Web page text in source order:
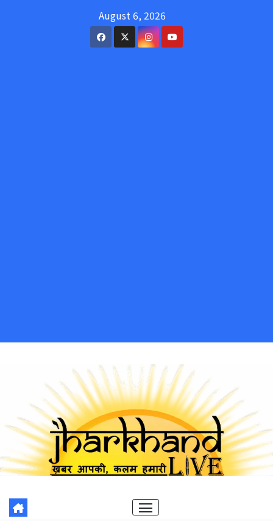
August 6, 2026